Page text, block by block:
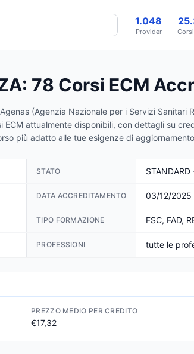
1.048
Provider
: 78 Corsi ECM
(Agenzia Nazionale per i Servizi Sanitari
ECM attualmente disponibili, con dettagli su
più adatto alle tue esigenze di
STATO
DATA ACCREDITAMENTO 03/12/2025
TIPO FORMAZIONE FSC, FAD,
PROFESSIONI tutte le
PREZZO MEDIO PER CREDITO
€17,32